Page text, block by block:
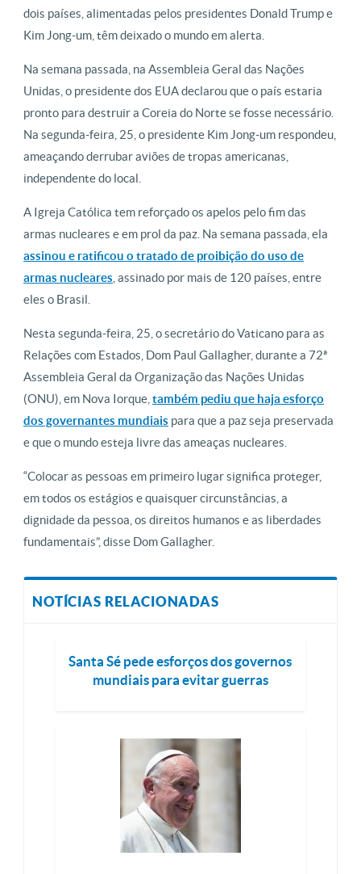
dois países, alimentadas pelos presidentes Donald Trump e
Kim Jong-um, têm deixado o mundo em alerta.
Na semana passada, na Assembleia Geral das Nações
Unidas, o presidente dos EUA declarou que o país estaria
pronto para destruir a Coreia do Norte se fosse necessário.
Na segunda-feira, 25, o presidente Kim Jong-um respondeu,
ameaçando derrubar aviões de tropas americanas,
independente do local.
A Igreja Católica tem reforçado os apelos pelo fim das
armas nucleares e em prol da paz. Na semana passada, ela
assinou e ratificou o tratado de proibição do uso de
armas nucleares, assinado por mais de 120 países, entre
eles o Brasil.
Nesta segunda-feira, 25, o secretário do Vaticano para as
Relações com Estados, Dom Paul Gallagher, durante a 72ª
Assembleia Geral da Organização das Nações Unidas
(ONU), em Nova Iorque,também pediu que haja esforço
dos governantes mundiais para que a paz seja preservada
e que o mundo esteja livre das ameaças nucleares.
“Colocar as pessoas em primeiro lugar significa proteger,
em todos os estágios e quaisquer circunstâncias, a
dignidade da pessoa, os direitos humanos e as liberdades
fundamentais”, disse Dom Gallagher.
NOTÍCIAS RELACIONADAS
Santa Sé pede esforços dos governos
mundiais para evitar guerras